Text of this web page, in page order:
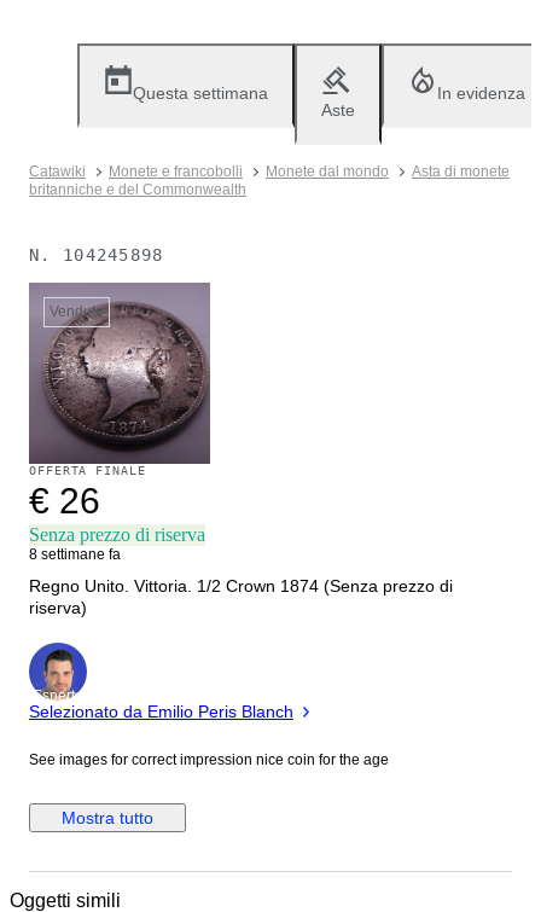
Questa settimana
Aste
In evidenza
Catawiki Monete e francobolli Monete dal mondo
Asta di monete
britanniche e del Commonwealth
N. 104245898
Venduto
OFFERTA FINALE
€ 26
Senza prezzo di riserva
8 settimane fa
Regno Unito. Vittoria. 1/2 Crown 1874 (Senza prezzo di
riserva)
Esperto
Selezionato da Emilio Peris Blanch
See images for correct impression nice coin for the age
Mostra tutto
Oggetti simili